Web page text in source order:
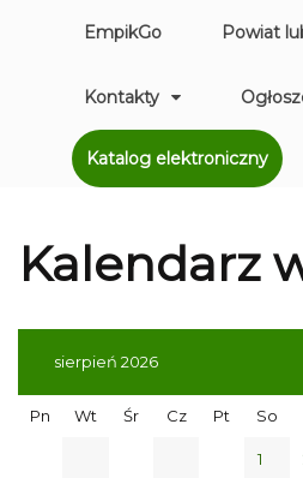
EmpikGo Powiat
Kontakty
Katalog elektroniczny
Kalendarz
sierpień 2026
Pn Wt Śr Cz Pt So
1